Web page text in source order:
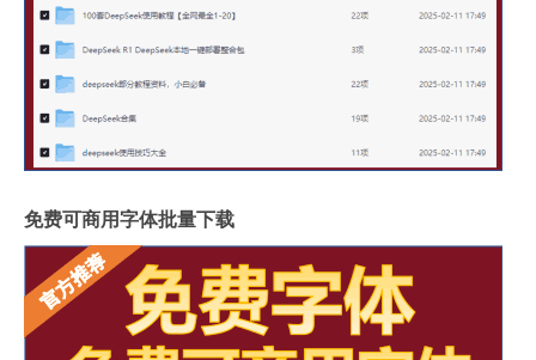
免费可商用字体批量下载